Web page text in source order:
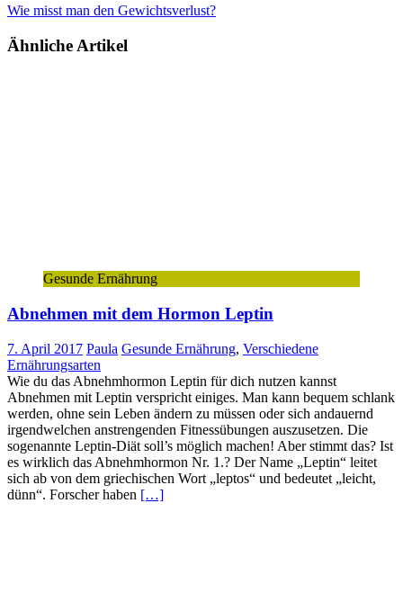
Wie misst man den Gewichtsverlust?
Ähnliche Artikel
Gesunde Ernährung
Abnehmen mit dem Hormon Leptin
7. April 2017 Paula Gesunde Ernährung, Verschiedene
Ernährungsarten
Wie du das Abnehmhormon Leptin für dich nutzen kannst
Abnehmen mit Leptin verspricht einiges. Man kann bequem schlank
werden, ohne sein Leben ändern zu müssen oder sich andauernd
irgendwelchen anstrengenden Fitnessübungen auszusetzen. Die
sogenannte Leptin-Diät soll’s möglich machen! Aber stimmt das? Ist
es wirklich das Abnehmhormon Nr. 1.? Der Name „Leptin“ leitet
sich ab von dem griechischen Wort „leptos“ und bedeutet „leicht,
dünn“. Forscher haben […]